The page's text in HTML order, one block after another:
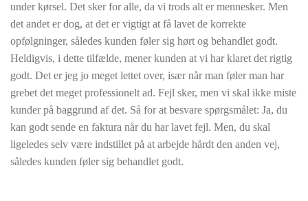
under kørsel. Det sker for alle, da vi trods alt er mennesker. Men
det andet er dog, at det er vigtigt at få lavet de korrekte
opfølgninger, således kunden føler sig hørt og behandlet godt.
Heldigvis, i dette tilfælde, mener kunden at vi har klaret det rigtig
godt. Det er jeg jo meget lettet over, især når man føler man har
grebet det meget professionelt ad. Fejl sker, men vi skal ikke miste
kunder på baggrund af det. Så for at besvare spørgsmålet: Ja, du
kan godt sende en faktura når du har lavet fejl. Men, du skal
ligeledes selv være indstillet på at arbejde hårdt den anden vej,
således kunden føler sig behandlet godt.